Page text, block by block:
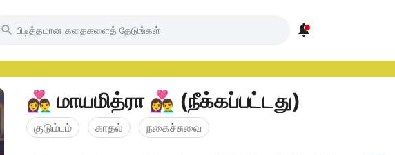
 
👩‍❤️‍👨 மாயமித்ரா 👩‍❤️‍👨 (நீக்கப்பட்டது)
குடும்பம் காதல் நகைச்சுவை